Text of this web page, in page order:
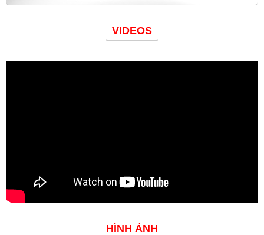
VIDEOS
HÌNH ẢNH